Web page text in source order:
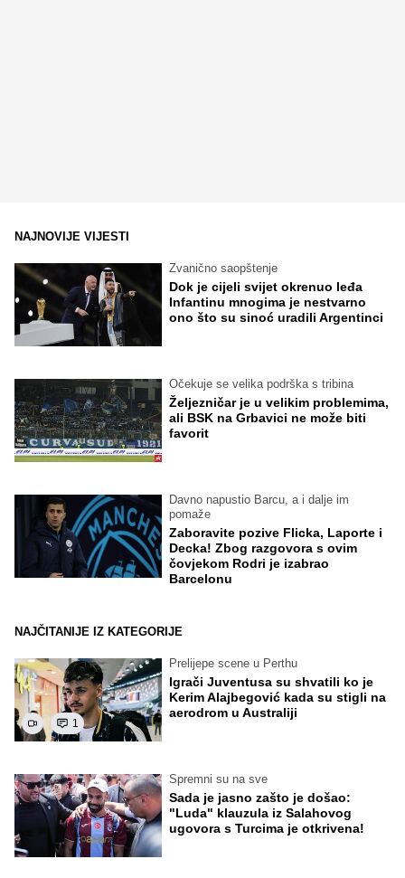
NAJNOVIJE VIJESTI
Zvanično saopštenje
Dok je cijeli svijet okrenuo leđa
Infantinu mnogima je nestvarno
ono što su sinoć uradili Argentinci
Očekuje se velika podrška s tribina
Željezničar je u velikim problemima,
ali BSK na Grbavici ne može biti
favorit
Davno napustio Barcu, a i dalje im
pomaže
Zaboravite pozive Flicka, Laporte i
Decka! Zbog razgovora s ovim
čovjekom Rodri je izabrao
Barcelonu
NAJČITANIJE IZ KATEGORIJE
1
Prelijepe scene u Perthu
Igrači Juventusa su shvatili ko je
Kerim Alajbegović kada su stigli na
aerodrom u Australiji
Spremni su na sve
Sada je jasno zašto je došao:
"Luda" klauzula iz Salahovog
ugovora s Turcima je otkrivena!